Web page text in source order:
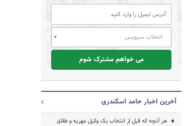
انتخاب سرویس
می خواهم مشترک شوم
آخرین اخبار حامد اسکندری
هر آنچه که قبل از انتخاب یک وکیل مهریه و طلاق